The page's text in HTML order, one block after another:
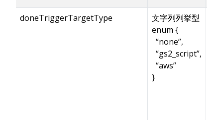
doneTriggerTargetType
文字列列挙型
enum {
“none”,
“gs2_script”,
“aws”
}